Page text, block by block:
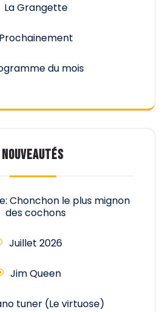
La Grangette
Prochainement
du mois
NOUVEAUTÉS
Chonchon le plus mignon
des cochons
Juillet 2026
Jim Queen
tuner (Le virtuose)